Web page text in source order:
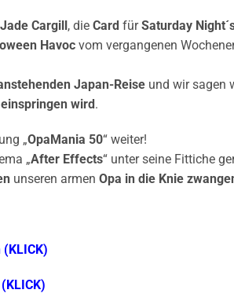
Jade Cargill , dieCard fürSaturday
Havocvom vergangenen
Japan-Reise und wir sagen
wird .
„OpaMania 50“ weiter!
„After Effects“ unter seine Fittiche
unseren armenOpa in die Knie